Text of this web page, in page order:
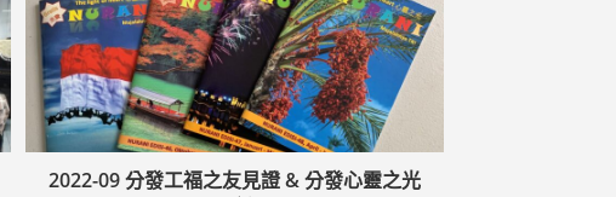
2022-09 分發工福之友見證 & 分發心靈之光